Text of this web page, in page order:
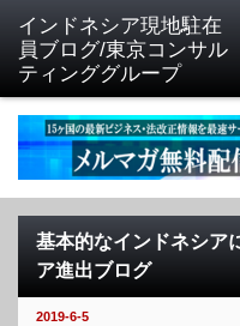
基本的なインドネシア
ア進出ブログ
2019-6-5